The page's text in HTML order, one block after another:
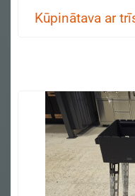
Kūpinātava ar